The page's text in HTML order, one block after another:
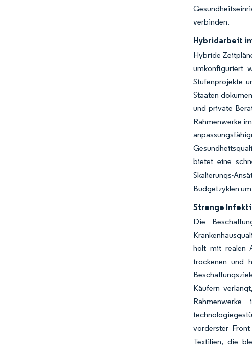
verbinden.
Hybridarbeit
Hybride
umkonfiguriert
Stufenprojekte
Staaten
und private
Rahmenwerke
bietet eine
Skalierungs-
Budgetzyklen
Strenge
Die
holt mit realen
trockenen und
Käufern
vorderster
Textilien, die